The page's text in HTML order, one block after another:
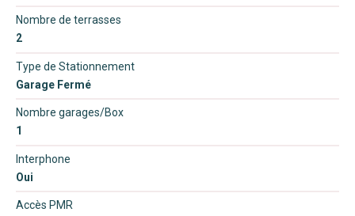
Nombre de terrasses
2
Type de Stationnement
Garage Fermé
Nombre garages/Box
1
Interphone
Oui
Accès PMR